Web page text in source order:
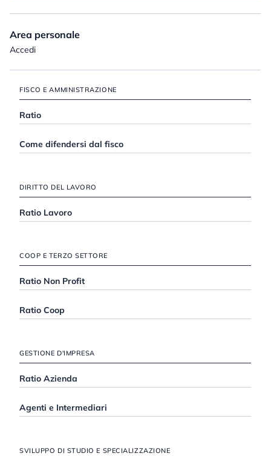
Area personale
Accedi
FISCO E AMMINISTRAZIONE
Ratio
Come difendersi dal fisco
DIRITTO DEL LAVORO
Ratio Lavoro
COOP E TERZO SETTORE
Ratio Non Profit
Ratio Coop
GESTIONE D'IMPRESA
Ratio Azienda
Agenti e Intermediari
SVILUPPO DI STUDIO E SPECIALIZZAZIONE